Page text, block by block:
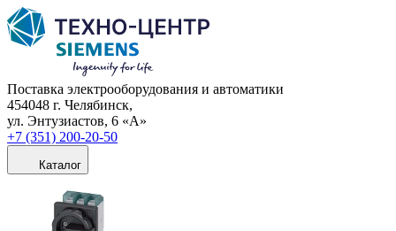
Поставка электрооборудования и автоматики
454048 г. Челябинск,
ул. Энтузиастов, 6 «А»
+7 (351) 200-20-50
Каталог